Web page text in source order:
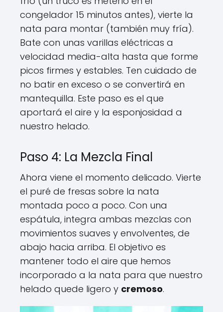
congelador 15 minutos antes), vierte la
nata para montar (también muy fría).
Bate con unas varillas eléctricas a
velocidad media-alta hasta que forme
picos firmes y estables. Ten cuidado de
no batir en exceso o se convertirá en
mantequilla. Este paso es el que
aportará el aire y la esponjosidad a
nuestro helado.
Paso 4: La Mezcla Final
Ahora viene el momento delicado. Vierte
el puré de fresas sobre la nata
montada poco a poco. Con una
espátula, integra ambas mezclas con
movimientos suaves y envolventes, de
abajo hacia arriba. El objetivo es
mantener todo el aire que hemos
incorporado a la nata para que nuestro
helado quede ligero y cremoso.